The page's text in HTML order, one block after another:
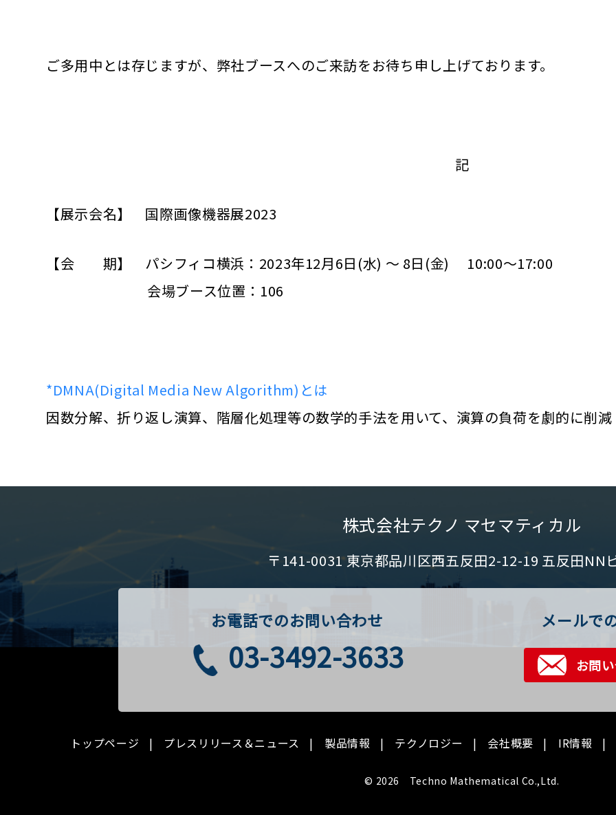
ご多用中とは存じますが、弊社ブースへのご来訪をお待ち申し上げております。
記
【展示会名】 国際画像機器展2023
【会 期】 パシフィコ横浜：2023年12月6日(水) ～ 8日(金) 10:00～17:00
会場ブース位置：106
*DMNA(Digital Media New Algorithm)とは
因数分解、折り返し演算、階層化処理等の数学的手法を用いて、演算の負荷を劇的に削減
株式会社テクノ マセマティカル
〒141-0031 東京都品川区西五反田2-12-19 五反田NN
お電話でのお問い合わせ
03-3492-3633
メールで
お問
トップページ プレスリリース＆ニュース 製品情報 テクノロジー 会社概要 IR情報
© 2026 Techno Mathematical Co.,Ltd.